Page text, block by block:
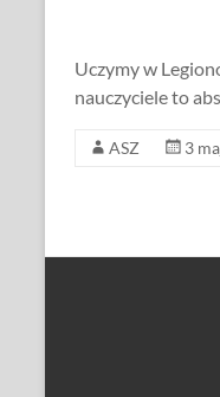
Uczymy w
nauczyciele to
ASZ 3